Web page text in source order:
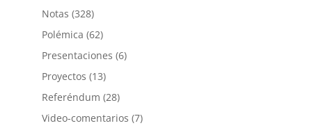
Notas (328)
Polémica (62)
Presentaciones (6)
Proyectos (13)
Referéndum (28)
Video-comentarios (7)